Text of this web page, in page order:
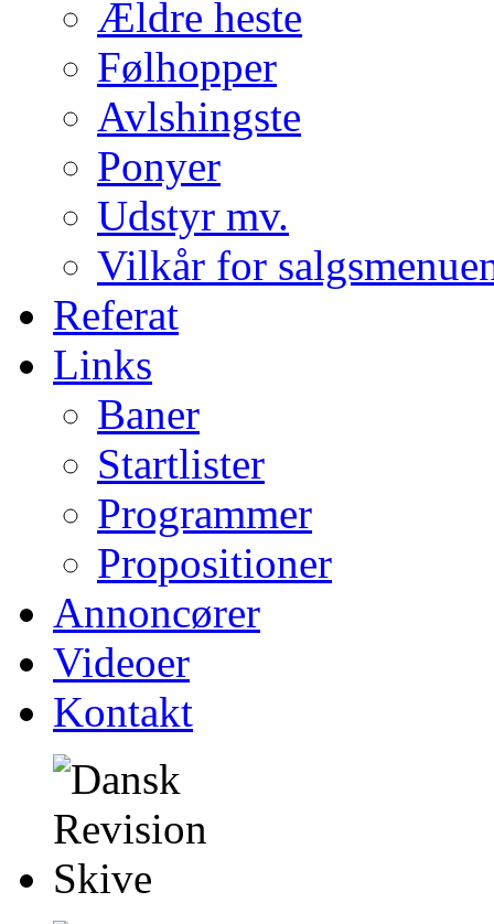
Ældre heste
Følhopper
Avlshingste
Ponyer
Udstyr mv.
Vilkår for
Referat
Links
Baner
Startlister
Programmer
Propositioner
Annoncører
Videoer
Kontakt